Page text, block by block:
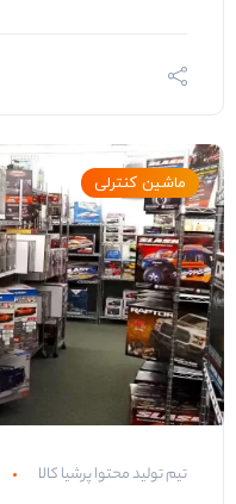
ماشین کنترلی
تیم تولید محتوا پرشیا کالا